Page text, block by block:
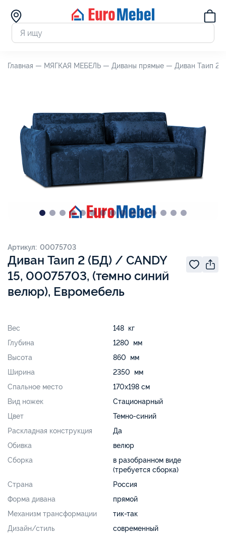
Главная — МЯГКАЯ МЕБЕЛЬ — Диваны прямые — Диван Таип 2
Диван Таип 2 (БД) / CANDY
15, 00075703, (темно синий
велюр), Евромебель
Артикул: 00075703
Вес
148 кг
Глубина
1280 мм
Высота
860 мм
Ширина
2350 мм
Спальное место
170х198 см
Вид ножек
Стационарный
Цвет
Темно-синий
Раскладная конструкция
Да
Обивка
велюр
Сборка
в разобранном виде
(требуется сборка)
Страна
Россия
Форма дивана
прямой
Механизм трансформации
тик-так
Дизайн/стиль
современный